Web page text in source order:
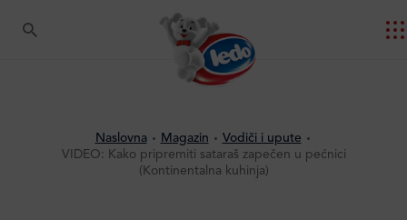
Naslovna Magazin
Vodiči i upute
VIDEO: Kako pripremiti sataraš zapečen u pećnici
(Kontinentalna kuhinja)